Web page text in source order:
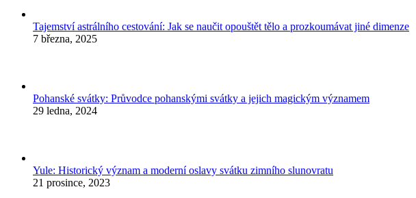
Tajemství astrálního cestování: Jak se naučit opouštět tělo a prozkoumávat jiné dimenze
7 března, 2025
Pohanské svátky: Průvodce pohanskými svátky a jejich magickým významem
29 ledna, 2024
Yule: Historický význam a moderní oslavy svátku zimního slunovratu
21 prosince, 2023